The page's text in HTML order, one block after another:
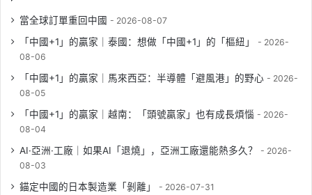
當全球訂單重回中國 2026-08-07
「中國+1」的贏家｜泰國：想做「中國+1」的「樞紐」
2026-
08-06
「中國+1」的贏家｜馬來西亞：半導體「避風港」的野心
2026-
08-05
「中國+1」的贏家｜越南：「頭號贏家」也有成長煩惱
2026-
08-04
AI·亞洲·工廠｜如果AI「退燒」，亞洲工廠還能熱多久？
2026-
08-03
錨定中國的日本製造業「剝離」 2026-07-31